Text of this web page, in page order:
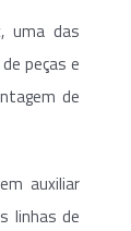
uma das
peças e
de
auxiliar
linhas de